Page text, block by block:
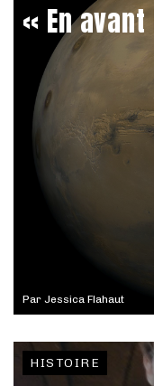
Par Jessica Flahaut
« En
HISTOIRE